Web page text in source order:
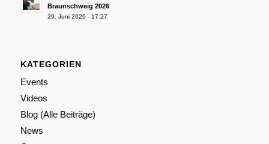
Braunschweig 2026
29. Juni 2026 - 17:27
KATEGORIEN
Events
Videos
Blog (Alle Beiträge)
News